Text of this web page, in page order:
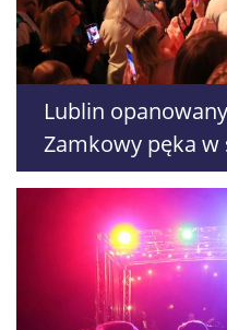
Lublin
Zamkowy pęka w
koncertu „Lato z
Polską”